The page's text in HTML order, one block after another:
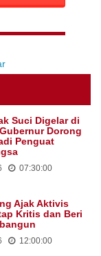
Suci Digelar di
Dorong
Penguat
07:30:00
Ajak Aktivis
Kritis dan Beri
12:00:00